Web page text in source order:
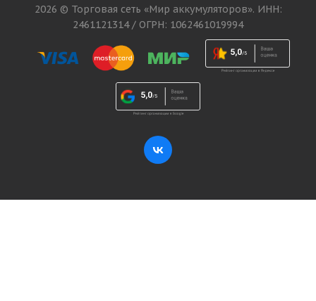
2026 © Торговая сеть «Мир аккумуляторов». ИНН:
2461121314 / ОГРН: 1062461019994